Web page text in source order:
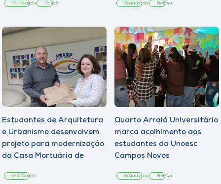
Graduação Notícia Graduação Notícia
Estudantes de Arquitetura
e Urbanismo desenvolvem
projeto para modernização
da Casa Mortuária de
Graduação
Quarto Arraiá Universitário
marca acolhimento aos
estudantes da Unoesc
Campos Novos
Graduação Notícia